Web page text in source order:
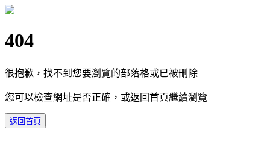
404
很抱歉，找不到您要瀏覽的部落格或已被刪除
您可以檢查網址是否正確，或返回首頁繼續瀏覽
返回首頁